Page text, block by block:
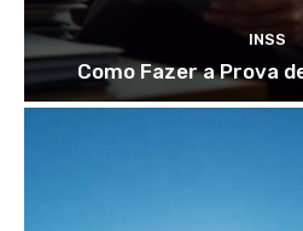
INSS
Como Fazer a Prova